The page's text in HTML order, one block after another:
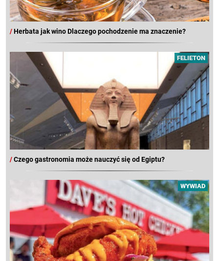
/Herbata jak wino Dlaczego pochodzenie ma znaczenie?
FELIETON
/Czego gastronomia może nauczyć się od Egiptu?
WYWIAD